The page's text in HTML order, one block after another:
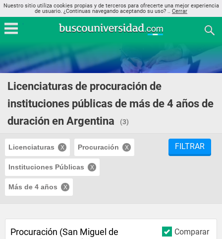
Nuestro sitio utiliza cookies propias y de terceros para ofrecerte una mejor experiencia
de usuario. ¿Continuas navegando aceptando su uso? .. Cerrar
Licenciaturas de procuración de
instituciones públicas de más de 4 años de
duración en Argentina
(3)
Licenciaturas Procuración
Instituciones Públicas
Más de 4 años
FILTRAR
Comparar
Procuración (San Miguel de